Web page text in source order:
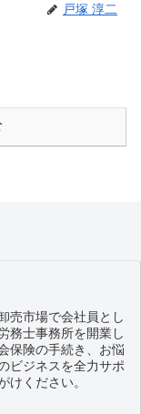
戸塚 淳二
売市場で会社員とし
務士事務所を開業し
保険の手続き、お悩
ビジネスを全力サポ
けください。